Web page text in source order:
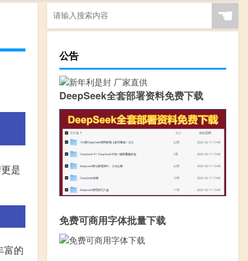
是
富的
☚
公告
DeepSeek全套部署资料免费下载
免费可商用字体批量下载